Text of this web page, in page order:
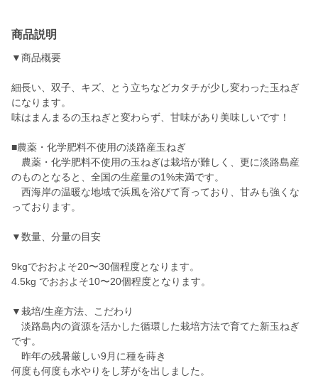
商品説明
▼商品概要
細長い、双子、キズ、とう立ちなどカタチが少し変わった玉ねぎ
になります。
味はまんまるの玉ねぎと変わらず、甘味があり美味しいです！
■農薬・化学肥料不使用の淡路産玉ねぎ
農薬・化学肥料不使用の玉ねぎは栽培が難しく、更に淡路島産
のものとなると、全国の生産量の1%未満です。
西海岸の温暖な地域で浜風を浴びて育っており、甘みも強くな
っております。
▼数量、分量の目安
9kgでおおよそ20〜30個程度となります。
4.5kg でおおよそ10〜20個程度となります。
▼栽培/生産方法、こだわり
淡路島内の資源を活かした循環した栽培方法で育てた新玉ねぎ
です。
昨年の残暑厳しい9月に種を蒔き
何度も何度も水やりをし芽がを出しました。